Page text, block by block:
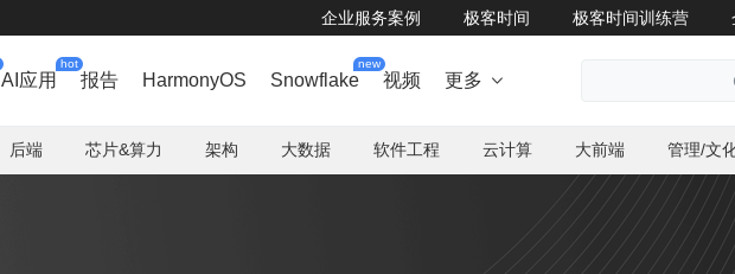
企业服务案例 极客时间 极客时间训练营
AI应用
hot
报告 HarmonyOS Snowflake
new
视频 更多 
后端 芯片&算力 架构 大数据 软件工程 云计算 大前端 管理/文